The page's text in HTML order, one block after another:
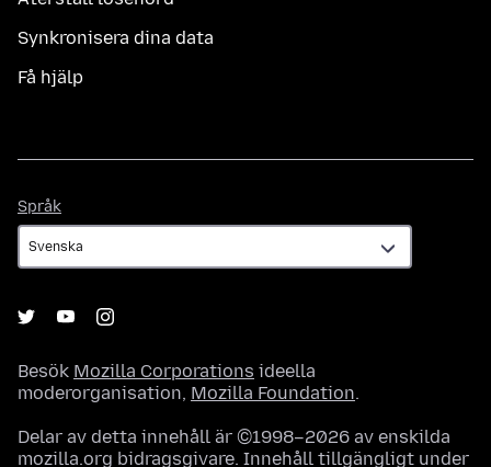
Synkronisera dina data
Få hjälp
Språk
Besök Mozilla Corporations ideella
moderorganisation, Mozilla Foundation.
Delar av detta innehåll är ©1998–2026 av enskilda
mozilla.org bidragsgivare. Innehåll tillgängligt under